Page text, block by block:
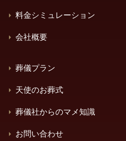
料金シミュレーション
会社概要
葬儀プラン
天使のお葬式
葬儀社からのマメ知識
お問い合わせ